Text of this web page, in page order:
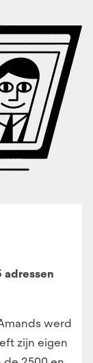
adressen
werd
zijn eigen